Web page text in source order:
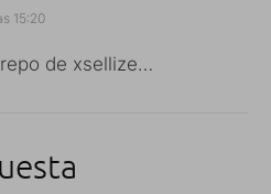
15:20
de xsellize…